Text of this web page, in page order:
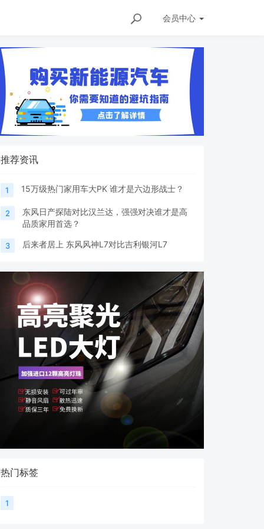
会员中心
推荐资讯
1 15万级热门家用车大PK 谁才是六边形战士？
2
东风日产探陆对比汉兰达，强强对决谁才是高
品质家用首选？
3 后来者居上 东风风神L7对比吉利银河L7
热门标签
1